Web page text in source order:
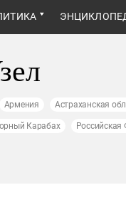
Армения Астраханская
Карабах Российская